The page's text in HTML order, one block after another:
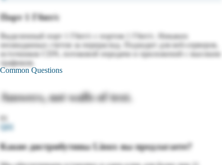
Порт 1 Гбит/с
Выделенный порт 1 Гбит/с с портом 1 Гбит/с. Никаких
неожиданных счетов за перерасход. Подходит для веб-серверов,
источников CDN, потоковой передачи и приложений с высоким
трафиком.
Common Questions
Answers, not walls of text.
Q01
Какие дистрибутивы Linux вы предлагаете?